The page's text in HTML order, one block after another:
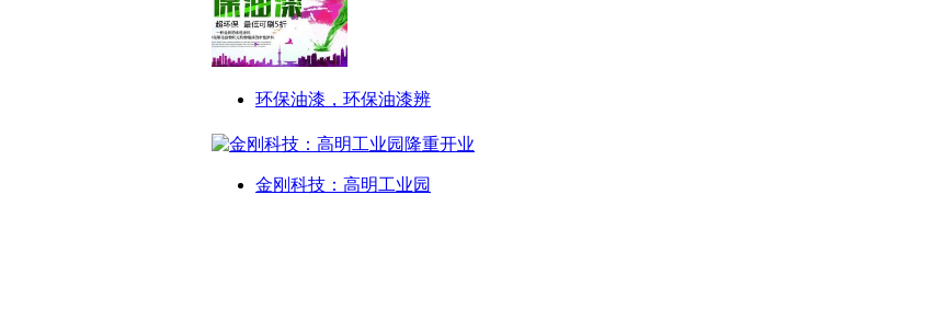
环保油漆，环保油漆辨
金刚科技：高明工业园